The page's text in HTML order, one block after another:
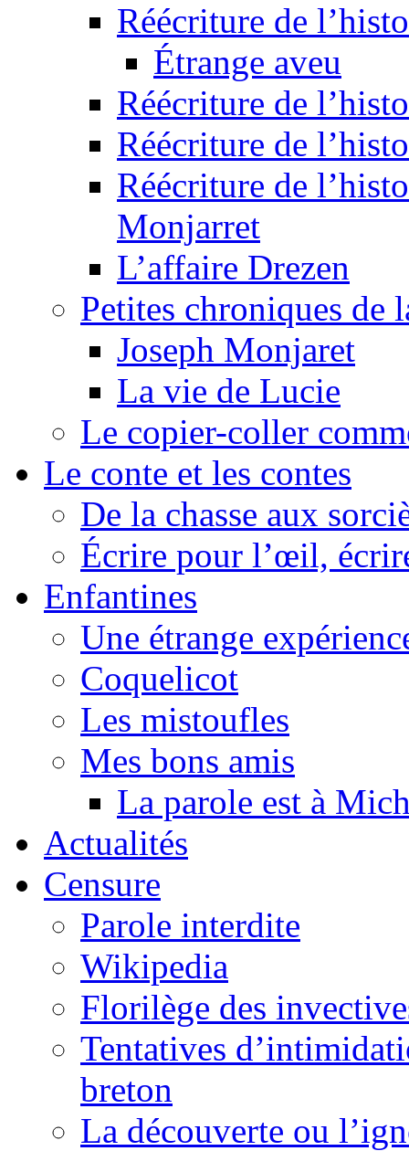
Réécriture de
Étrange aveu
Réécriture de
Réécriture de
Réécriture de
Monjarret
L’affaire Drezen
Petites chroniques de
Joseph Monjaret
La vie de Lucie
Le copier-coller
Le conte et les contes
De la chasse aux
Écrire pour l’œil,
Enfantines
Une étrange
Coquelicot
Les mistoufles
Mes bons amis
La parole est à
Actualités
Censure
Parole interdite
Wikipedia
Florilège des
Tentatives
breton
La découverte ou